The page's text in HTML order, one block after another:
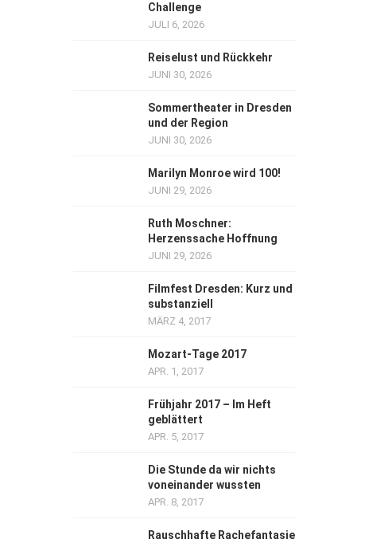
Challenge
JULI 6, 2026
Reiselust und Rückkehr
JUNI 30, 2026
Sommertheater in Dresden
und der Region
JUNI 30, 2026
Marilyn Monroe wird 100!
JUNI 29, 2026
Ruth Moschner:
Herzenssache Hoffnung
JUNI 29, 2026
Filmfest Dresden: Kurz und
substanziell
MÄRZ 4, 2017
Mozart-Tage 2017
APR. 1, 2017
Frühjahr 2017 – Im Heft
geblättert
APR. 5, 2017
Die Stunde da wir nichts
voneinander wussten
APR. 8, 2017
Rauschhafte Rachefantasie